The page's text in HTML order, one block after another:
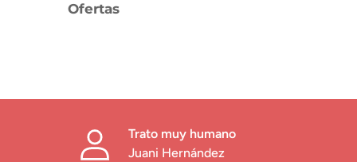
Ofertas
Trato muy humano
Juani Hernández